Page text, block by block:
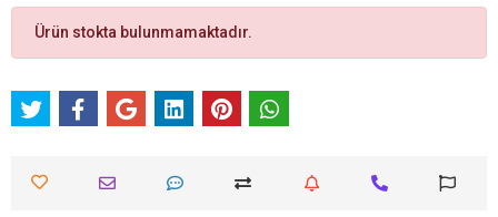
Ürün stokta bulunmamaktadır.